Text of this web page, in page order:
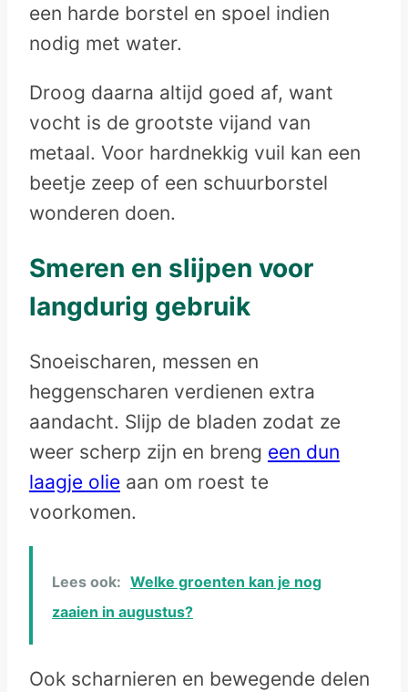
een harde borstel en spoel indien
nodig met water.
Droog daarna altijd goed af, want
vocht is de grootste vijand van
metaal. Voor hardnekkig vuil kan een
beetje zeep of een schuurborstel
wonderen doen.
Smeren en slijpen voor
langdurig gebruik
Snoeischaren, messen en
heggenscharen verdienen extra
aandacht. Slijp de bladen zodat ze
weer scherp zijn en breng een dun
laagje olie aan om roest te
voorkomen.
Lees ook: Welke groenten kan je nog
zaaien in augustus?
Ook scharnieren en bewegende delen